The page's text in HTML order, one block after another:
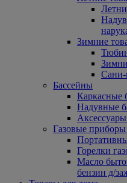
Зимние
Бассейны
Каркасные
Надувные
Газовые
Горелки
Масло
бензин д/